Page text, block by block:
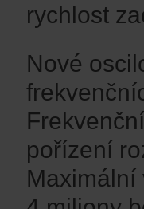
rychlost
Nové
pořízení
Maximální